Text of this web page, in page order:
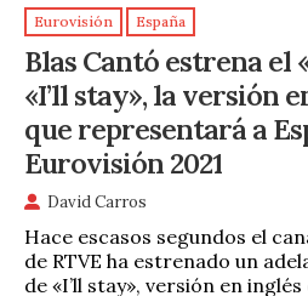
Eurovisión España
Blas Cantó estrena el
«I’ll stay», la versión
que representará a
Eurovisión 2021
David Carros
Hace escasos segundos el
de RTVE ha estrenado un
de «I’ll stay», versión en